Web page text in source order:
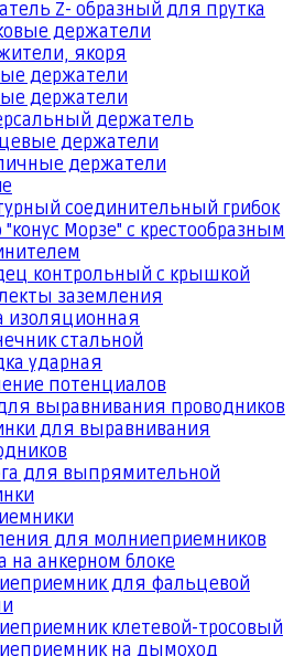
Z- образный для прутка
держатели
якоря
держатели
держатели
держатель
держатели
держатели
соединительный грибок
"конус Морзе" с крестообразным
контрольный с крышкой
заземления
изоляционная
стальной
ударная
потенциалов
выравнивания проводников
для выравнивания
для выпрямительной
для молниеприемников
на анкерном блоке
для фальцевой
клетевой-тросовый
на дымоход